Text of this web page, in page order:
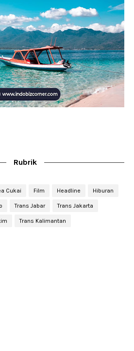
Rubrik
Cukai Film Headline Hiburan
Trans Jabar Trans Jakarta
Trans Kalimantan